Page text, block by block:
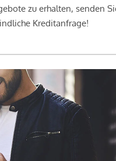
zu erhalten, senden
Kreditanfrage!